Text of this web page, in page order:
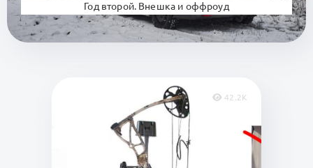
Год второй. Внешка и оффроуд
42.2K